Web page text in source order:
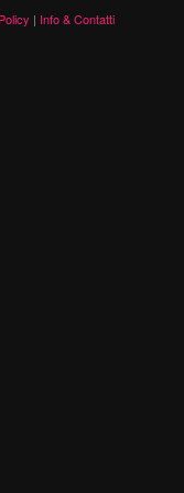
| Info & Contatti